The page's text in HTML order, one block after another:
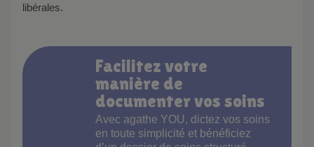
libérales.
Facilitez votre
manière de
documenter vos soins
Avec agathe YOU, dictez vos soins
en toute simplicité et bénéficiez